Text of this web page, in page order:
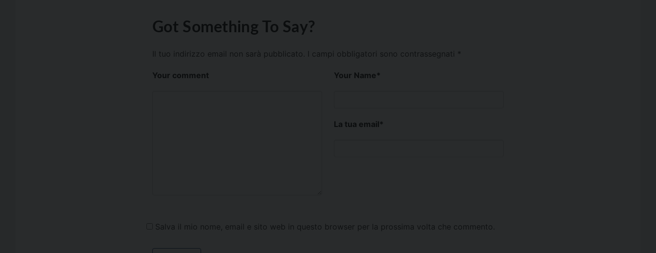
Got Something To Say?
Il tuo indirizzo email non sarà pubblicato. I campi obbligatori sono contrassegnati *
Your comment Your Name*
La tua email*
Salva il mio nome, email e sito web in questo browser per la prossima volta che commento.